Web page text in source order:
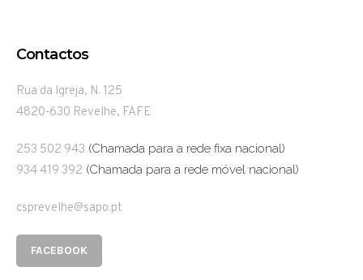
Contactos
Rua da Igreja, N. 125
4820-630 Revelhe, FAFE
253 502 943 (Chamada para a rede fixa nacional)
934 419 392 (Chamada para a rede móvel nacional)
csprevelhe@sapo.pt
FACEBOOK